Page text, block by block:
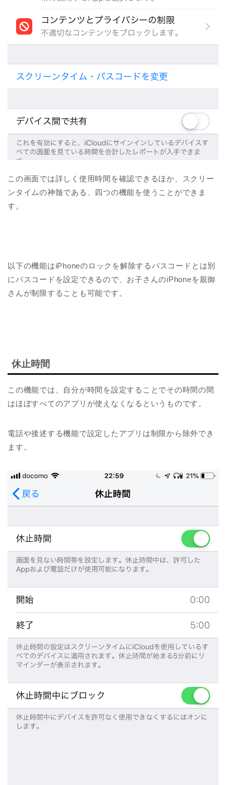
この画面では詳しく使用時間を確認できるほか、スクリー
ンタイムの神髄である、四つの機能を使うことができま
す。
以下の機能はiPhoneのロックを解除するパスコードとは別
にパスコードを設定できるので、お子さんのiPhoneを親御
さんが制限することも可能です。
休止時間
この機能では、自分が時間を設定することでその時間の間
はほぼすべてのアプリが使えなくなるというものです。
電話や後述する機能で設定したアプリは制限から除外でき
ます。